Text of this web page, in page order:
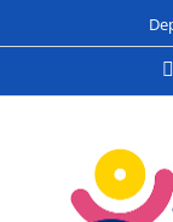
contenido